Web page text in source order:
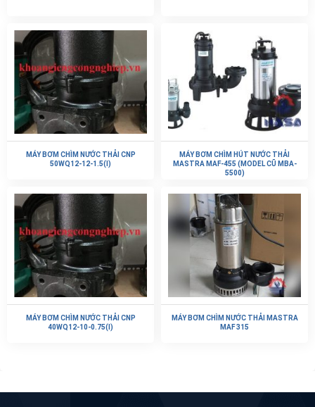
MÁY BƠM CHÌM NƯỚC THẢI CNP
50WQ12-12-1.5(I)
MÁY BƠM CHÌM HÚT NƯỚC THẢI
MASTRA MAF-455 (MODEL CŨ MBA-
5500)
MÁY BƠM CHÌM NƯỚC THẢI CNP
40WQ12-10-0.75(I)
MÁY BƠM CHÌM NƯỚC THẢI MASTRA
MAF 315